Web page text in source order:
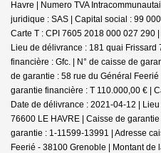
Havre | Numero TVA
juridique : SAS | Capital social : 99
Carte T : CPI 7605 2018 000 027 290
Lieu de délivrance : 181 quai Frissard
financière : Gfc. | N° de caisse de
de garantie : 58 rue du Général
garantie financière : T 110.000,00 € |
Date de délivrance : 2021-04-12 |
76600 LE HAVRE | Caisse de
garantie : 1-11599-13991 | Adresse
Feerié - 38100 Grenoble | Montant de